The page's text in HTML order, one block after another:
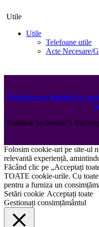
Utile
Utile
Telefoane utile
Acte Necesare/
Prelucrarea datelor cu
Primăria Sectorului 5
Folosim cookie-uri pe site-ul
relevantă experiență,
Făcând clic pe „Acceptați
TOATE cookie-urile. Cu
pentru a furniza un
Setări cookie Acceptați toate
Gestionați consimțământul